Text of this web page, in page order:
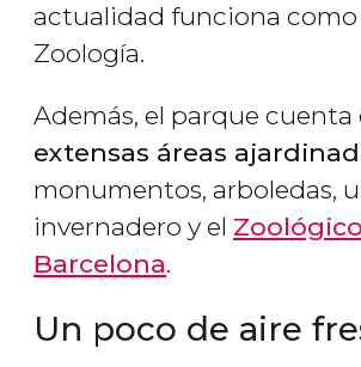
actualidad funciona como
Zoología.
Además, el parque cuenta
extensas áreas
monumentos, arboledas,
invernadero y el
Barcelona.
Un poco de aire